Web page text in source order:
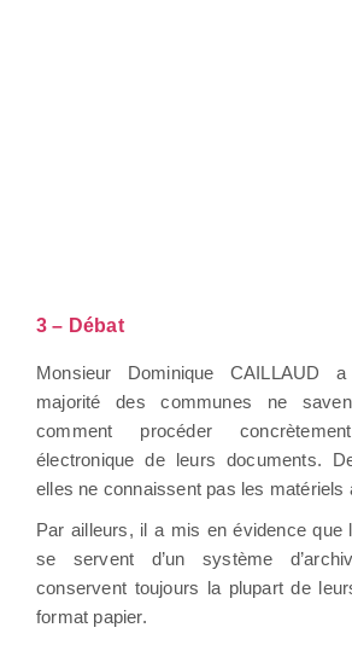
3 – Débat
Monsieur Dominique CAILLAUD
majorité des communes ne
comment procéder
électronique de leurs documents.
elles ne connaissent pas les matériels
Par ailleurs, il a mis en évidence que
se servent d’un système
conservent toujours la plupart de
format papier.